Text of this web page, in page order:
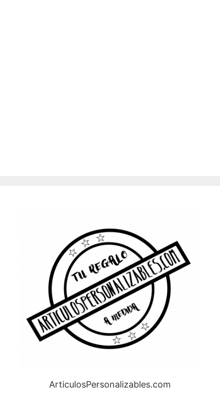
ArticulosPersonalizables.com